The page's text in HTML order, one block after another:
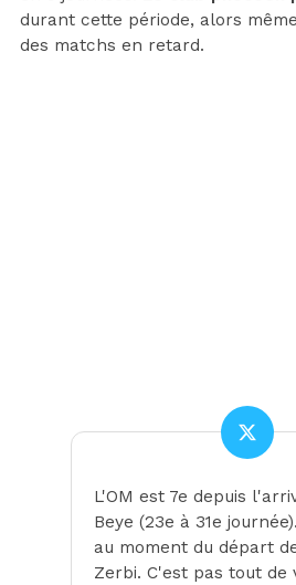
durant cette période, alors
des matchs en retard.
L'OM est 7e depuis
Beye (23e à 31e
au moment du départ
Zerbi. C'est pas tout de